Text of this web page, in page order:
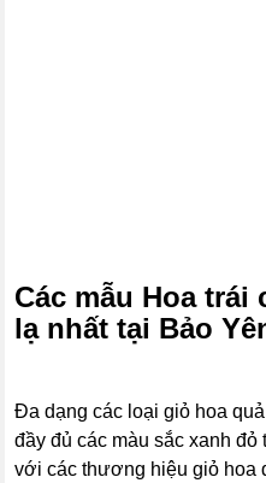
Các mẫu Hoa trái
lạ nhất tại Bảo
Đa dạng các loại giỏ hoa
đầy đủ các màu sắc xanh đỏ
với các thương hiệu giỏ hoa